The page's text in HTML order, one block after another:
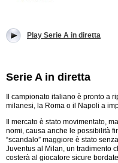
Play Serie A in diretta
Serie A in diretta
Il campionato italiano è pronto a
milanesi, la Roma o il Napoli a
Il mercato è stato movimentato,
nomi, causa anche le possibilità
“scandalo” maggiore è stato
Juventus al Milan, un tradimento
costerà al giocatore sicure